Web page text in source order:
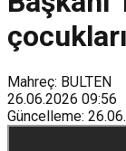
Mahreç: BULTEN
26.06.2026 09:56
Güncelleme: